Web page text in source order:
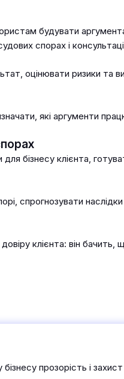
будувати
спорах і
оцінювати ризики та
які аргументи
бізнесу клієнта,
спрогнозувати
клієнта: він бачить,
прозорість і